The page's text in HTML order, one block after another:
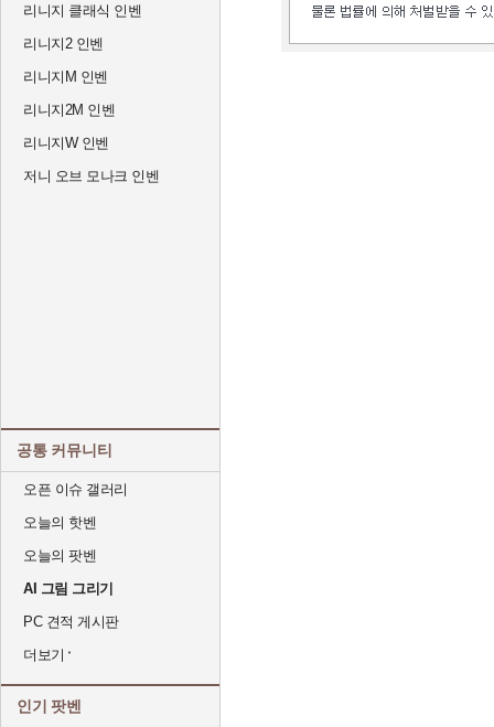
리니지 클래식 인벤
리니지2 인벤
리니지M 인벤
리니지2M 인벤
리니지W 인벤
저니 오브 모나크 인벤
공통 커뮤니티
오픈 이슈 갤러리
오늘의 핫벤
오늘의 팟벤
AI 그림 그리기
PC 견적 게시판
더보기
인기 팟벤